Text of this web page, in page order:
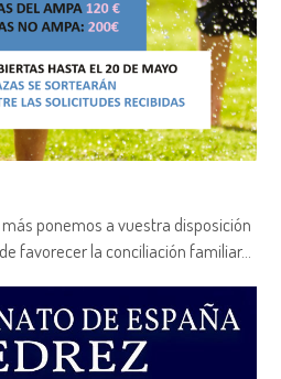
ponemos a vuestra disposición
favorecer la conciliación familiar…